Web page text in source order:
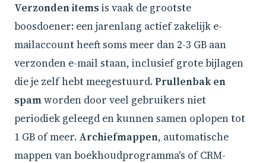
Verzonden itemsis vaak de grootste
boosdoener: een jarenlang actief zakelijk e-
mailaccount heeft soms meer dan 2-3 GB aan
verzonden e-mail staan, inclusief grote bijlagen
die je zelf hebt meegestuurd.Prullenbak en
spamworden door veel gebruikers niet
periodiek geleegd en kunnen samen oplopen tot
1 GB of meer. Archiefmappen, automatische
mappen van boekhoudprogramma's of CRM-